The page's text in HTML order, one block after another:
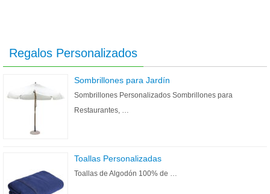
Regalos Personalizados
Sombrillones para Jardín
Sombrillones Personalizados Sombrillones para
Restaurantes, …
Toallas Personalizadas
Toallas de Algodón 100% de …